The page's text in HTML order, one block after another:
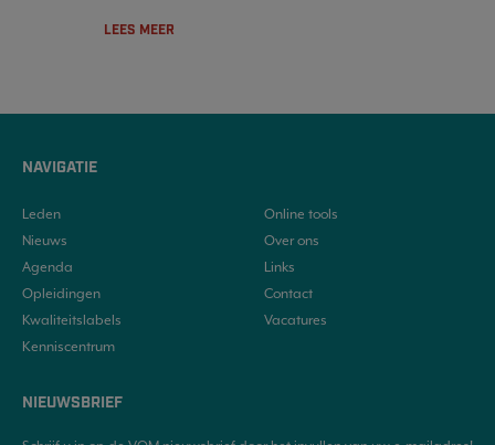
LEES MEER
NAVIGATIE
Leden
Nieuws
Agenda
Opleidingen
Kwaliteitslabels
Kenniscentrum
Online tools
Over ons
Links
Contact
Vacatures
NIEUWSBRIEF